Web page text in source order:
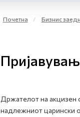
Почетна Бизнис
Држателот на акцизен
надлежниот царински